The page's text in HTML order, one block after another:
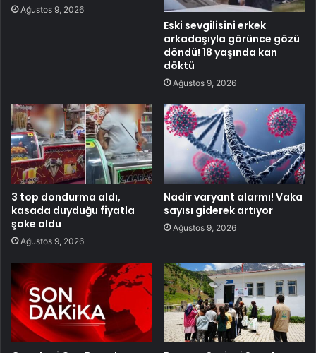
Ağustos 9, 2026
Eski sevgilisini erkek
arkadaşıyla görünce gözü
döndü! 18 yaşında kan
döktü
Ağustos 9, 2026
3 top dondurma aldı,
kasada duyduğu fiyatla
şoke oldu
Ağustos 9, 2026
Nadir varyant alarmı! Vaka
sayısı giderek artıyor
Ağustos 9, 2026